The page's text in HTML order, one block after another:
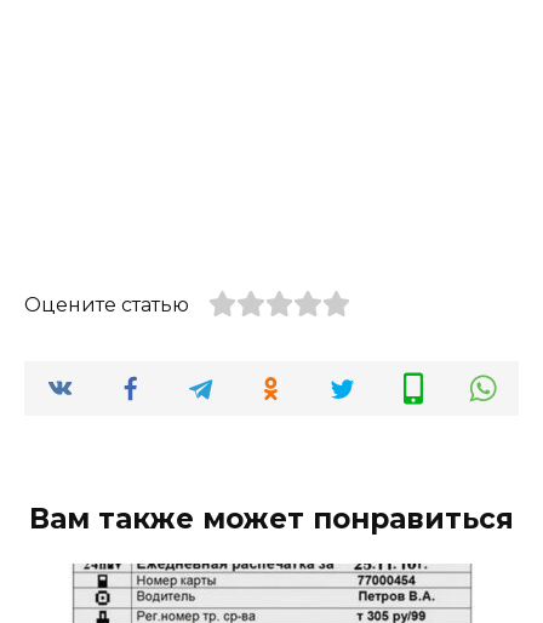
Оцените статью
Вам также может понравиться